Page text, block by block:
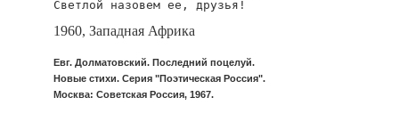
Светлой назовем ее, друзья!
1960, Западная Африка
Евг. Долматовский. Последний поцелуй.
Новые стихи. Серия "Поэтическая Россия".
Москва: Советская Россия, 1967.